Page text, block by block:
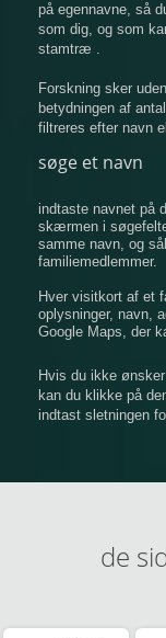
på egennavne, så
som dig, og som
stamtræ .
Forskning sker
betydningen af
filtreres efter navn
søge et navn
indtaste navnet på
​​skærmen i
samme navn, og
familiemedlemmer.
Hver visitkort af et
oplysninger, navn,
Google Maps, der
Hvis du ikke
kan du klikke på
indtast sletningen
de